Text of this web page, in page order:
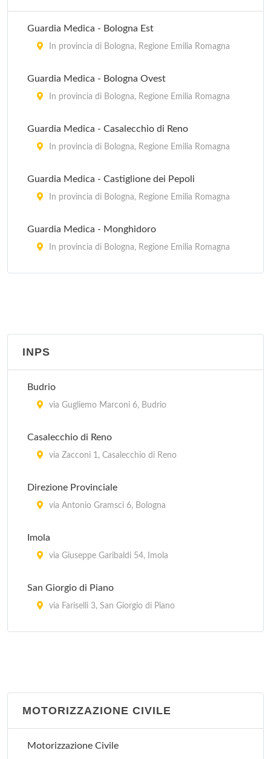
Guardia Medica - Bologna Est
In provincia di Bologna, Regione Emilia Romagna
Guardia Medica - Bologna Ovest
In provincia di Bologna, Regione Emilia Romagna
Guardia Medica - Casalecchio di Reno
In provincia di Bologna, Regione Emilia Romagna
Guardia Medica - Castiglione dei Pepoli
In provincia di Bologna, Regione Emilia Romagna
Guardia Medica - Monghidoro
In provincia di Bologna, Regione Emilia Romagna
via Porrettana 216, Sasso Marconi
INPS
Budrio
via Gugliemo Marconi 6, Budrio
Casalecchio di Reno
via Zacconi 1, Casalecchio di Reno
Direzione Provinciale
via Antonio Gramsci 6, Bologna
Imola
via Giuseppe Garibaldi 54, Imola
San Giorgio di Piano
via Fariselli 3, San Giorgio di Piano
Vergato
MOTORIZZAZIONE CIVILE
Motorizzazione Civile